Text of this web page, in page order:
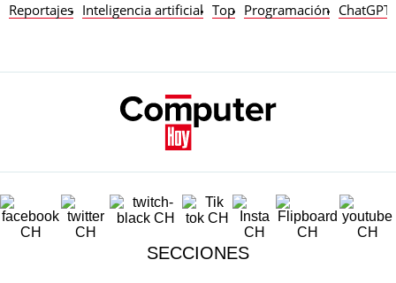
Reportajes Inteligencia artificial Top Programación ChatGPT
SECCIONES